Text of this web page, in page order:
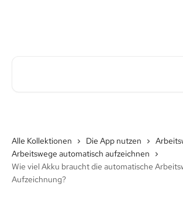
Alle Kollektionen Die App nutzen
Arbeitswege automatisch aufzeichnen
Wie viel Akku braucht die automatische
Aufzeichnung?